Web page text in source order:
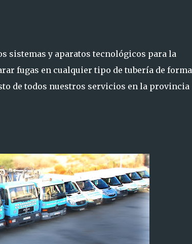
sistemas y aparatos tecnológicos para la
fugas en cualquier tipo de tubería de forma
de todos nuestros servicios en la provincia